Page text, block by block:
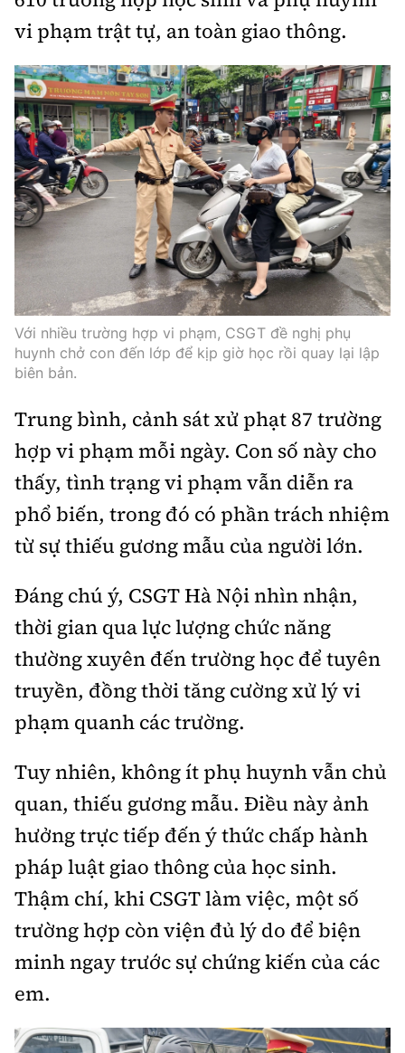
Đường sắt tốc độ cao
Đường thủy
Hàng hải
Đường sắt đô thị
Nhà thầu
Mời thầu - Đấu thầu
Thi viết về GTVT
Bảo hiểm
Điều tra
Hỏi - Đáp
ATGT địa phương
Văn hóa giao thông
Lái xe an toàn
Chung tay vì ATGT
Gương sáng giao thông
Giáo dục
Y tế
Đời sống
Lao động - Công đoàn
Văn hóa - Giải Trí
Văn hóa
Showbiz
Điện ảnh
Âm nhạc
Thể thao
Bóng đá
Bình luận
Hậu trường sao
360 độ thể thao
Công nghệ
Công nghệ mới
Sản phẩm mới
Thế giới
Thời sự Quốc tế
Hồ sơ tài liệu
Thế giới giao thông
Thế giới xây dựng
Đi ++
Du lịch
Khám phá
Ẩm thực
Video
Thời sự
Camera giao thông
Câu chuyện giao thông
Giải trí - Thể thao
Cơ quan chủ quản: Bộ Xây dựng
Giấy phép số: 03/GP-BVHTTDL, cấp ngày 1/4/2025.
Tòa soạn: Số 2 Nguyễn Công Hoan, phường Giảng Võ,
Tổng biên tập:Nguyễn Thị Hồng Nga
Phó Tổng biên tập:Nguyễn Sơn Tùng,
Nguyễn Đức Thắng, La Đức Hùng
Hotline:
0901 514 799
Quảng cáo và Phát hành:
0915 057 282
Cấm sao chép dưới mọi hình thức nếu không có sự
chấp thuận bằng văn bản.
Thông tin tòa
soạn
vi phạm trật tự, an toàn giao thông.
Với nhiều trường hợp vi phạm, CSGT đề nghị phụ
huynh chở con đến lớp để kịp giờ học rồi quay lại lập
biên bản.
Trung bình, cảnh sát xử phạt 87 trường
hợp vi phạm mỗi ngày. Con số này cho
thấy, tình trạng vi phạm vẫn diễn ra
phổ biến, trong đó có phần trách nhiệm
từ sự thiếu gương mẫu của người lớn.
Đáng chú ý, CSGT Hà Nội nhìn nhận,
thời gian qua lực lượng chức năng
thường xuyên đến trường học để tuyên
truyền, đồng thời tăng cường xử lý vi
phạm quanh các trường.
Tuy nhiên, không ít phụ huynh vẫn chủ
quan, thiếu gương mẫu. Điều này ảnh
hưởng trực tiếp đến ý thức chấp hành
pháp luật giao thông của học sinh.
Thậm chí, khi CSGT làm việc, một số
trường hợp còn viện đủ lý do để biện
minh ngay trước sự chứng kiến của các
em.